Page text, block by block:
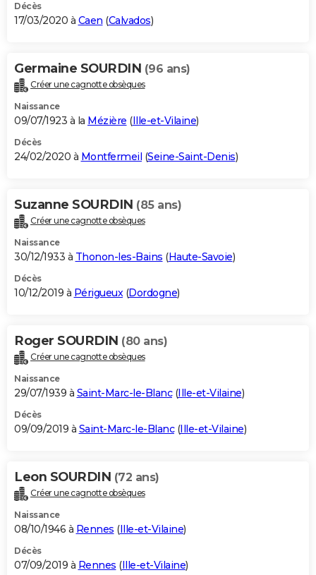
Décès
17/03/2020 à Caen (Calvados)
Germaine SOURDIN (96 ans)
Créer une cagnotte obsèques
Naissance
09/07/1923 à la Mézière (Ille-et-Vilaine)
Décès
24/02/2020 à Montfermeil (Seine-Saint-Denis)
Suzanne SOURDIN (85 ans)
Créer une cagnotte obsèques
Naissance
30/12/1933 à Thonon-les-Bains (Haute-Savoie)
Décès
10/12/2019 à Périgueux(Dordogne)
Roger SOURDIN (80 ans)
Créer une cagnotte obsèques
Naissance
29/07/1939 à Saint-Marc-le-Blanc(Ille-et-Vilaine)
Décès
09/09/2019 à Saint-Marc-le-Blanc(Ille-et-Vilaine)
Leon SOURDIN (72 ans)
Créer une cagnotte obsèques
Naissance
08/10/1946 à Rennes (Ille-et-Vilaine)
Décès
07/09/2019 à Rennes (Ille-et-Vilaine)